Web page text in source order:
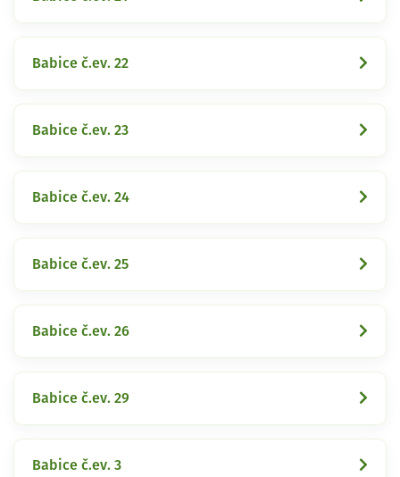
Babice č.ev. 22
Babice č.ev. 23
Babice č.ev. 24
Babice č.ev. 25
Babice č.ev. 26
Babice č.ev. 29
Babice č.ev. 3